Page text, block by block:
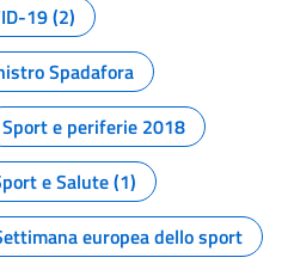
19 (2)
Spadafora
Sport e periferie 2018
e Salute (1)
europea dello sport